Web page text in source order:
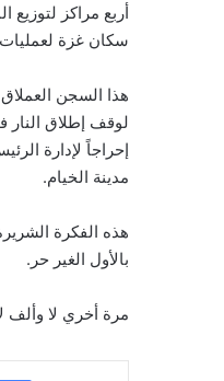
أربع مراكز
سكان غزة لعمليات
هذا السجن
لوقف إطلاق النار
إحراجاً لإدارة
مدينة الخيام.
هذه الفكرة
بالأول الغير حر.
مرة أخري لا وألف